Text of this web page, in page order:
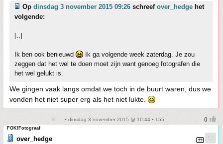
Op dinsdag 3 november 2015 09:26 schreef over_hedge het
volgende:
[..]
Ik ben ook benieuwd
Ik ga volgende week zaterdag. Je zou
zeggen dat het wel te doen moet zijn want genoeg fotografen die
het wel gelukt is.
We gingen vaak langs omdat we toch in de buurt waren, dus we
vonden het niet super erg als het niet lukte.
• dinsdag 3 november 2015 @ 10:44 • 155
FOK!Fotograaf
over_hedge